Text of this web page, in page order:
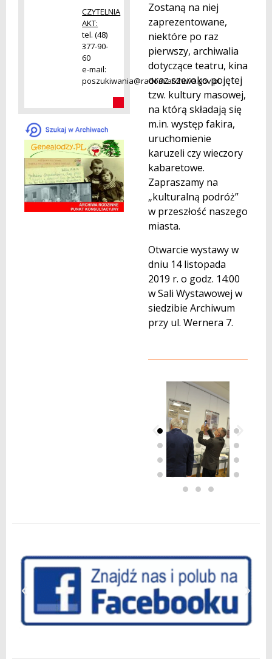
CZYTELNIA
AKT:
tel. (48)
377-90-
60
e-mail:
poszukiwania@radom.archiwa.gov.pl
Zostaną na niej
zaprezentowane,
niektóre po raz
pierwszy, archiwalia
dotyczące teatru, kina
oraz szeroko pojętej
tzw. kultury masowej,
na którą składają się
m.in. występ fakira,
uruchomienie
karuzeli czy wieczory
kabaretowe.
Zapraszamy na
„kulturalną podróż”
w przeszłość naszego
miasta.
Otwarcie wystawy w
dniu 14 listopada
2019 r. o godz. 14:00
w Sali Wystawowej w
siedzibie Archiwum
przy ul. Wernera 7.